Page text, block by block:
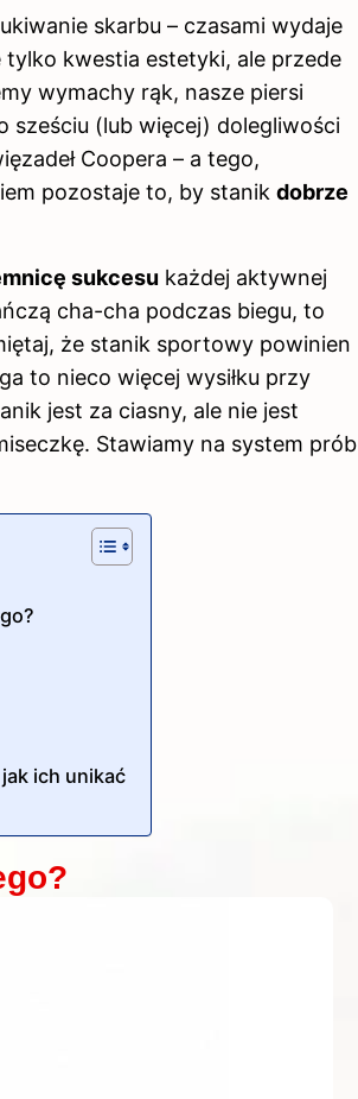
skarbu – czasami wydaje
tylko kwestia estetyki, ale przede
wymachy rąk, nasze piersi
sześciu (lub więcej) dolegliwości
Coopera – a tego,
pozostaje to, by stanik dobrze
sukcesu każdej aktywnej
cha-cha podczas biegu, to
że stanik sportowy powinien
to nieco więcej wysiłku przy
jest za ciasny, ale nie jest
Stawiamy na system prób
ich unikać